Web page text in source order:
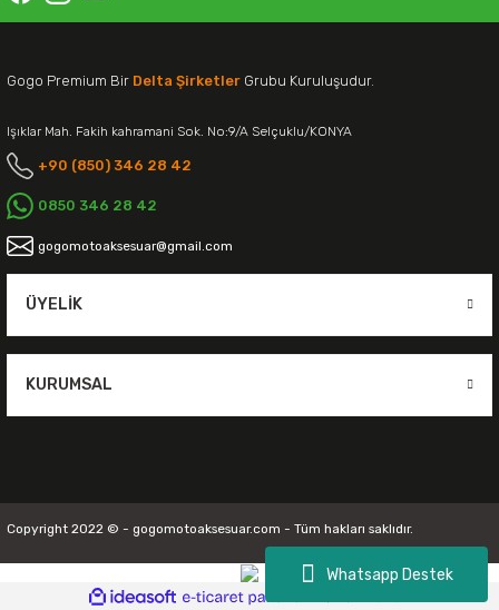
Whatsapp Destek
Gogo Premium Bir Delta Şirketler Grubu Kuruluşudur.
Işıklar Mah. Fakih kahramani Sok. No:9/A Selçuklu/KONYA
+90 (850) 346 28 42
0850 346 28 42
gogomotoaksesuar@gmail.com
ÜYELIK
KURUMSAL
Copyright 2022 © - gogomotoaksesuar.com - Tüm hakları saklıdır.
ideasoft